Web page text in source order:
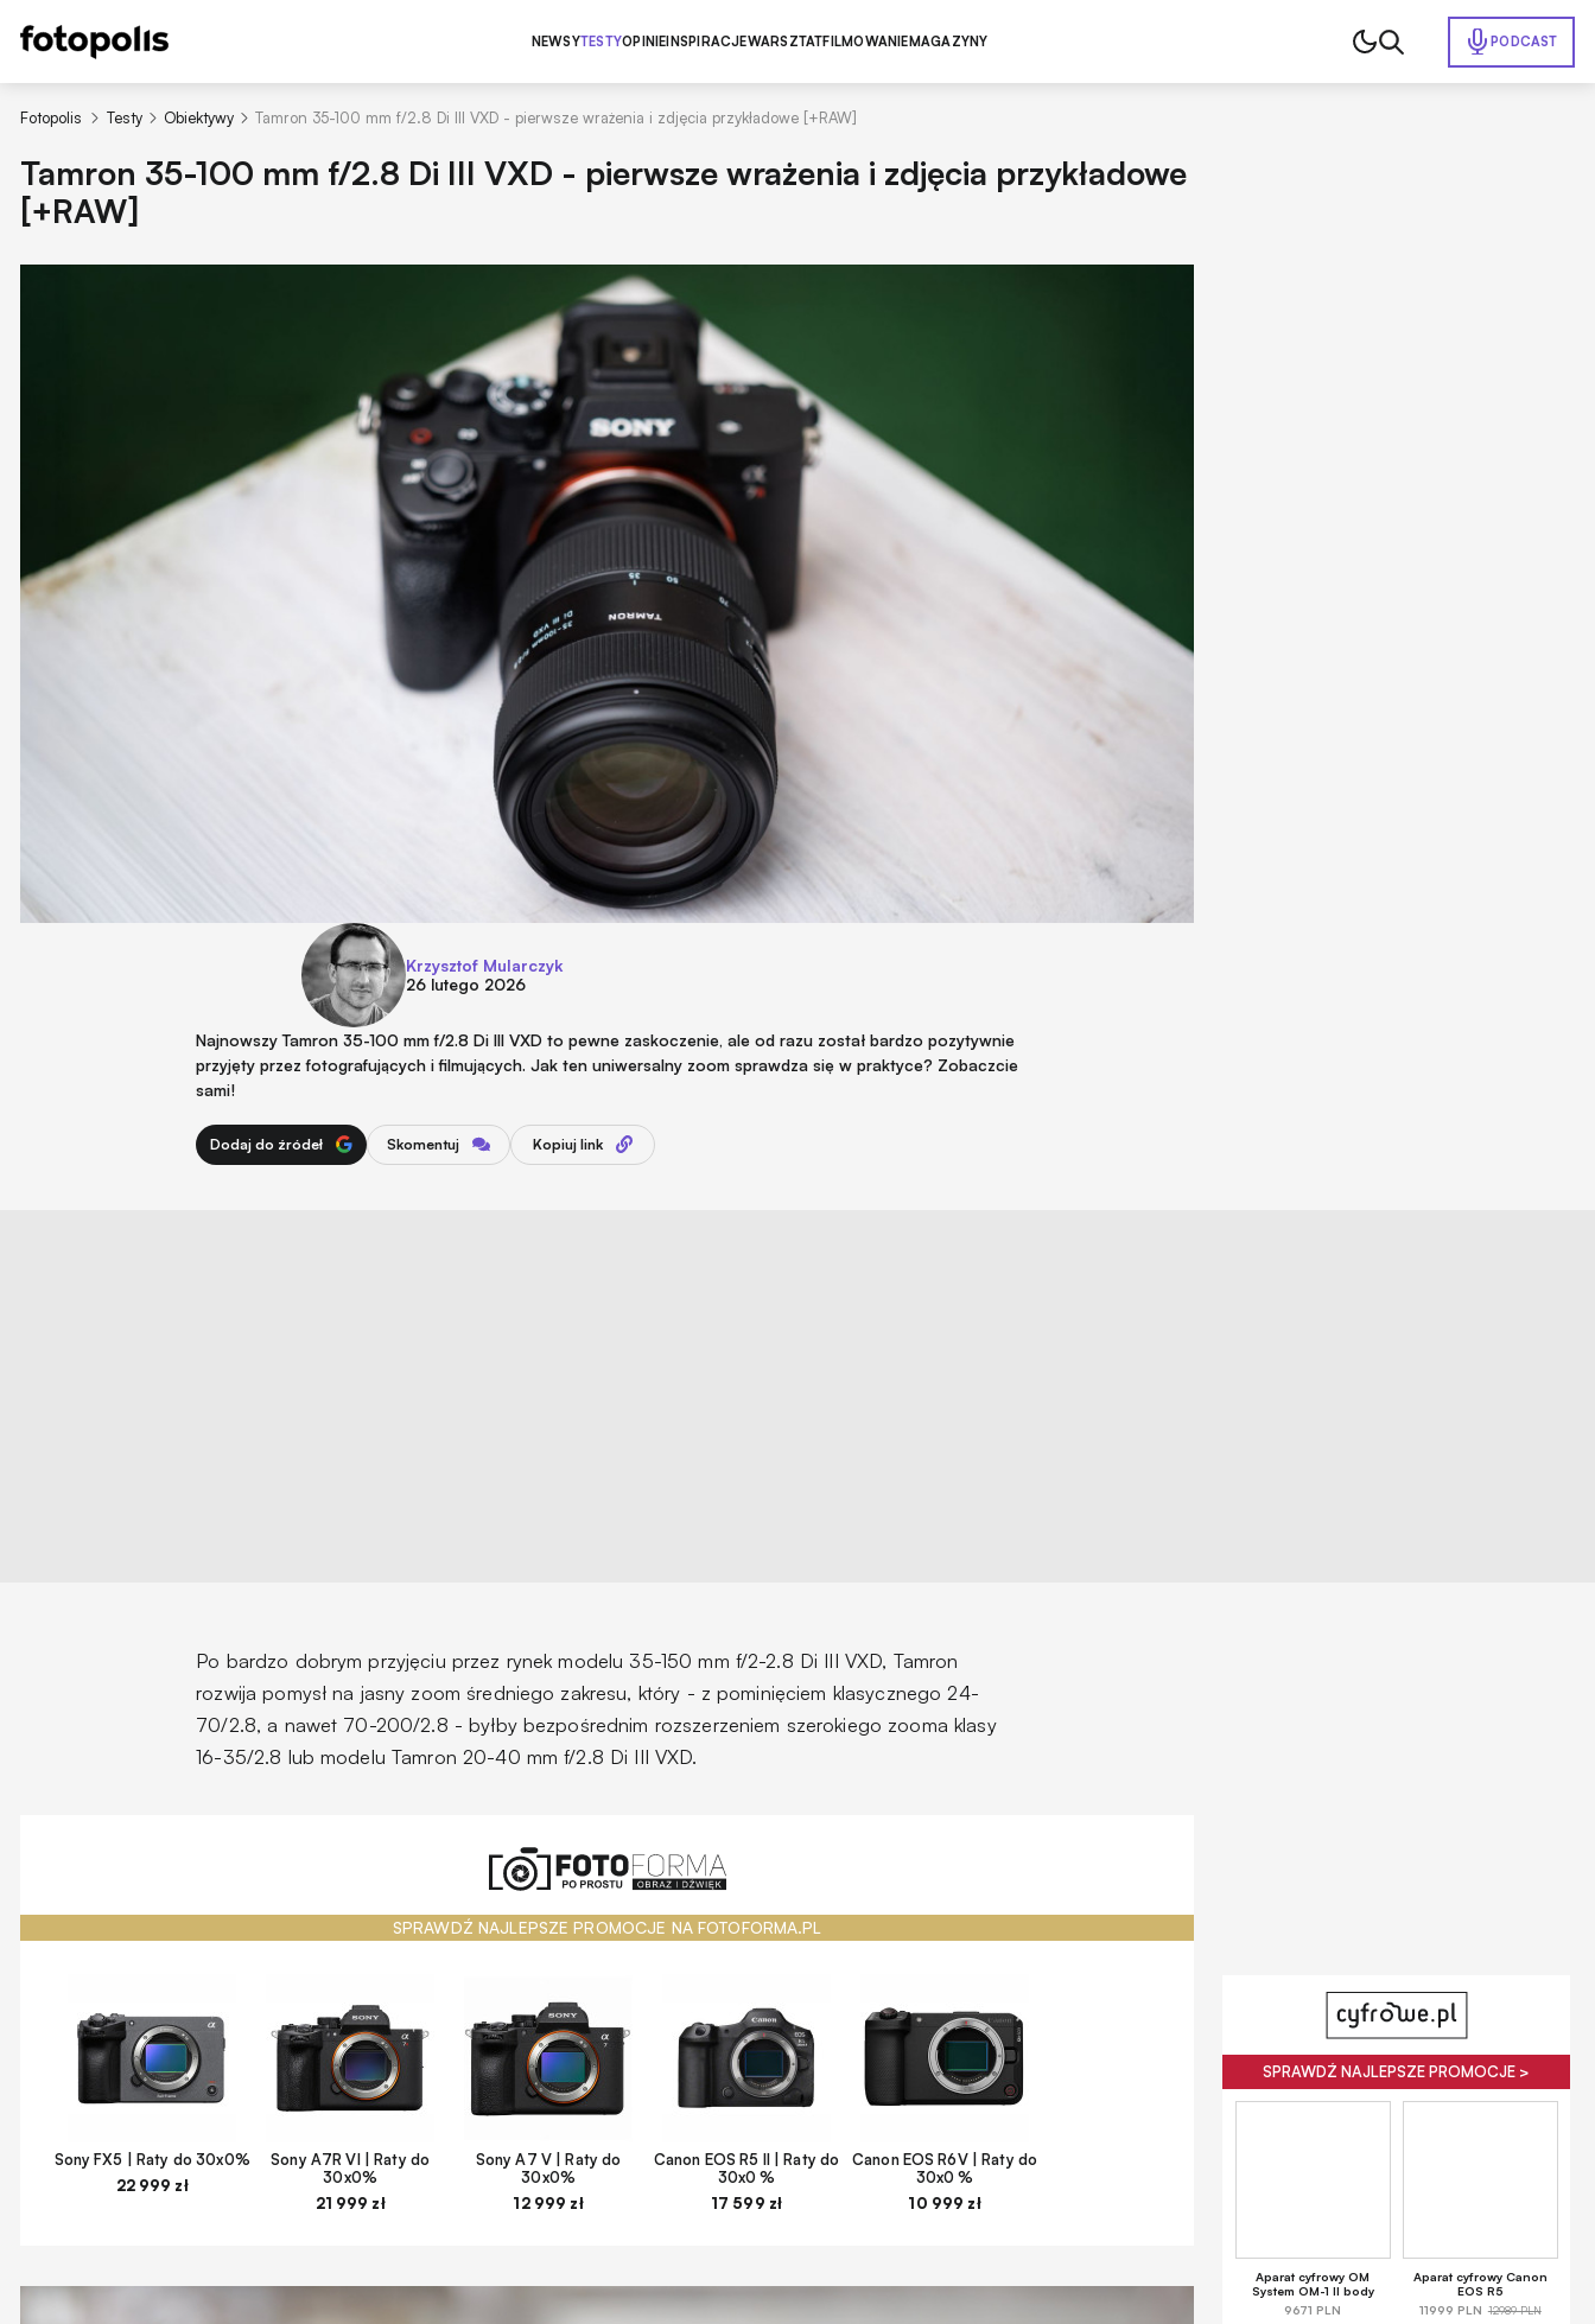
NEWSYTESTYOPINIEINSPIRACJEWARSZTATFILMOWANIEMAGAZYNY PODCAST
Fotopolis Testy Obiektywy Tamron 35-100 mm f/2.8 Di III VXD - pierwsze wrażenia i zdjęcia przykładowe [+RAW]
Tamron 35-100 mm f/2.8 Di III VXD - pierwsze wrażenia i zdjęcia przykładowe
[+RAW]
Krzysztof Mularczyk
26 lutego 2026
Najnowszy Tamron 35-100 mm f/2.8 Di III VXD to pewne zaskoczenie, ale od razu został bardzo pozytywnie
przyjęty przez fotografujących i filmujących. Jak ten uniwersalny zoom sprawdza się w praktyce? Zobaczcie
sami!
Dodaj do źródeł Skomentuj Kopiuj link
Po bardzo dobrym przyjęciu przez rynek modelu 35-150 mm f/2-2.8 Di III VXD, Tamron
rozwija pomysł na jasny zoom średniego zakresu, który - z pominięciem klasycznego 24-
70/2.8, a nawet 70-200/2.8 - byłby bezpośrednim rozszerzeniem szerokiego zooma klasy
16-35/2.8 lub modelu Tamron 20-40 mm f/2.8 Di III VXD.
SPRAWDŹ NAJLEPSZE PROMOCJE NA FOTOFORMA.PL
Sony FX5 | Raty do 30x0%
22 999 zł
Sony A7R VI | Raty do
30x0%
21 999 zł
Sony A7 V | Raty do
30x0%
12 999 zł
Canon EOS R5 II | Raty do
30x0 %
17 599 zł
Canon EOS R6V | Raty do
30x0 %
10 999 zł
SPRAWDŹ NAJLEPSZE PROMOCJE >
Aparat cyfrowy OM
System OM-1 II body
9671 PLN
Aparat cyfrowy Canon
EOS R5
11999 PLN 12989 PLN